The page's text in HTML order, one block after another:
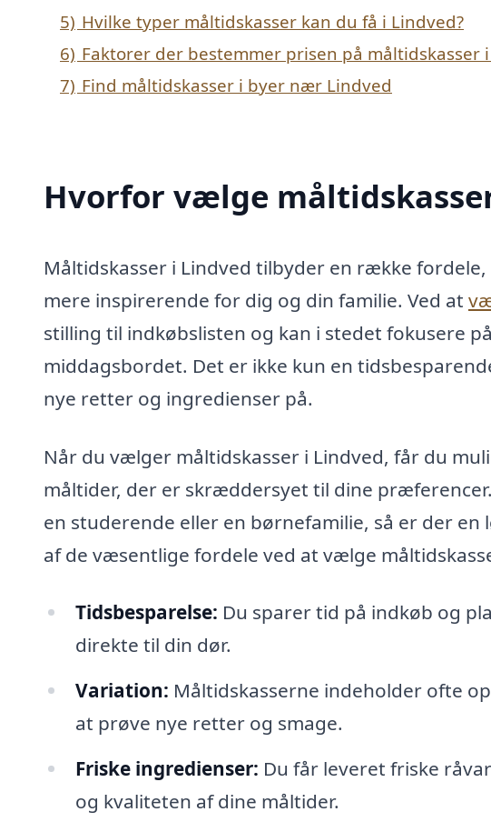
5) Hvilke typer måltidskasser kan du få i Lindved?
6) Faktorer der bestemmer prisen på måltidskasser
7) Find måltidskasser i byer nær Lindved
Hvorfor vælge
Måltidskasser i Lindved tilbyder en række
mere inspirerende for dig og din familie. Ved at
stilling til indkøbslisten og kan i stedet fokusere
middagsbordet. Det er ikke kun en
nye retter og ingredienser på.
Når du vælger måltidskasser i Lindved, får du
måltider, der er skræddersyet til dine
en studerende eller en børnefamilie, så er der
af de væsentlige fordele ved at vælge
Tidsbesparelse: Du sparer tid på indkøb og
direkte til din dør.
Variation: Måltidskasserne indeholder ofte
at prøve nye retter og smage.
Friske ingredienser: Du får leveret friske
og kvaliteten af dine måltider.